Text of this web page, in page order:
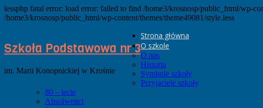
lessphp fatal error: load error: failed to find /home3/krosnosp/public_html/wp-
/home3/krosnosp/public_html/wp-content/themes/theme49081/style.less
Szkoła Podstawowa nr 3
im. Marii Konopnickiej w Krośnie
Strona główna
O szkole
O nas
Historia
Symbole szkoły
Przyjaciele szkoły
80 – lecie
Absolwenci